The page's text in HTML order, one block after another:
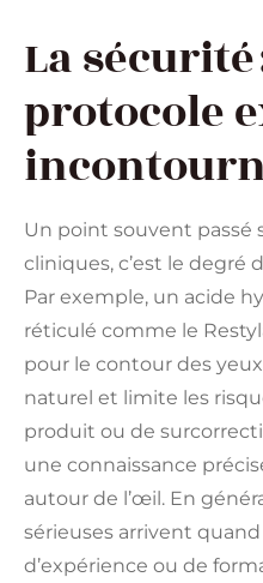
La sécurité
protocole
Un point souvent passé
cliniques, c’est le degré
Par exemple, un acide
réticulé comme le
pour le contour des
naturel et limite les
produit ou de
une connaissance
autour de l’œil. En
sérieuses arrivent
d’expérience ou de